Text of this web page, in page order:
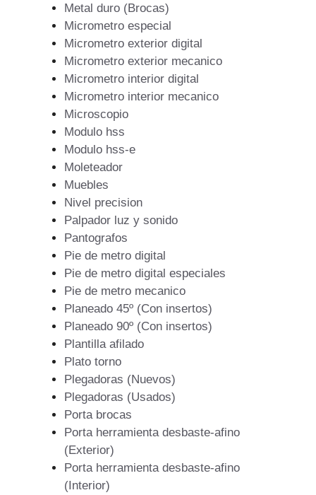
Metal duro (Brocas)
Micrometro especial
Micrometro exterior digital
Micrometro exterior mecanico
Micrometro interior digital
Micrometro interior mecanico
Microscopio
Modulo hss
Modulo hss-e
Moleteador
Muebles
Nivel precision
Palpador luz y sonido
Pantografos
Pie de metro digital
Pie de metro digital especiales
Pie de metro mecanico
Planeado 45º (Con insertos)
Planeado 90º (Con insertos)
Plantilla afilado
Plato torno
Plegadoras (Nuevos)
Plegadoras (Usados)
Porta brocas
Porta herramienta desbaste-afino
(Exterior)
Porta herramienta desbaste-afino
(Interior)